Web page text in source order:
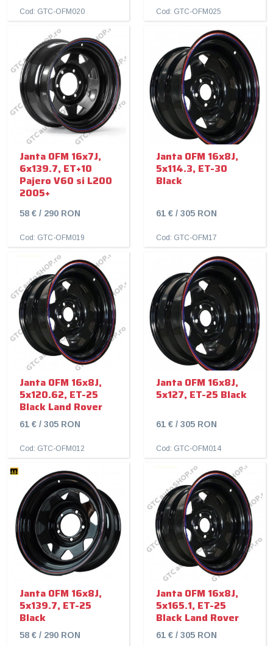
Cod: GTC-OFM020 Cod: GTC-OFM025
Janta OFM 16x7J,
6x139.7, ET+10
Pajero V60 si L200
2005+
58 € / 290 RON
Cod: GTC-OFM019
Janta OFM 16x8J,
5x114.3, ET-30
Black
61 € / 305 RON
Cod: GTC-OFM17
Janta OFM 16x8J,
5x120.62, ET-25
Black Land Rover
61 € / 305 RON
Cod: GTC-OFM012
Janta OFM 16x8J,
5x127, ET-25 Black
61 € / 305 RON
Cod: GTC-OFM014
Janta OFM 16x8J,
5x139.7, ET-25
Black
58 € / 290 RON
Janta OFM 16x8J,
5x165.1, ET-25
Black Land Rover
61 € / 305 RON